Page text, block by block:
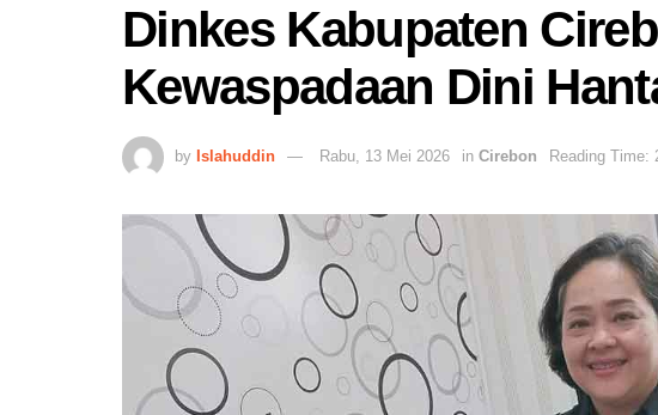
Dinkes Kabupaten
Kewaspadaan Dini
by Islahuddin Rabu, 13 Mei 2026 in Cirebon Reading Time: